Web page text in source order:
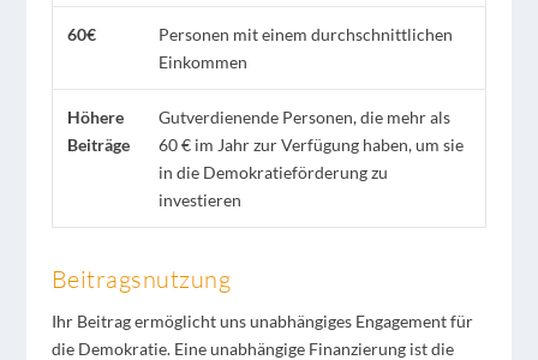
60€
Personen mit einem durchschnittlichen
Einkommen
Höhere
Beiträge
Gutverdienende Personen, die mehr als
60 € im Jahr zurVerfügunghaben, um sie
in die Demokratieförderung zu
investieren
Beitragsnutzung
Ihr Beitrag ermöglicht uns unabhängiges Engagement für
die Demokratie. Eine unabhängige Finanzierung ist die